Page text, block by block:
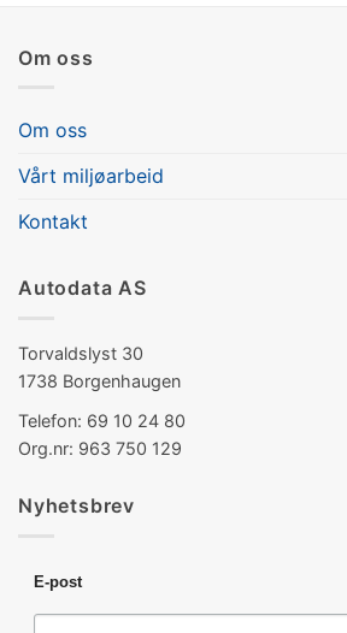
Om oss
Om oss
Vårt miljøarbeid
Kontakt
Autodata AS
Torvaldslyst 30
1738 Borgenhaugen
Telefon: 69 10 24 80
Org.nr: 963 750 129
Nyhetsbrev
E-post